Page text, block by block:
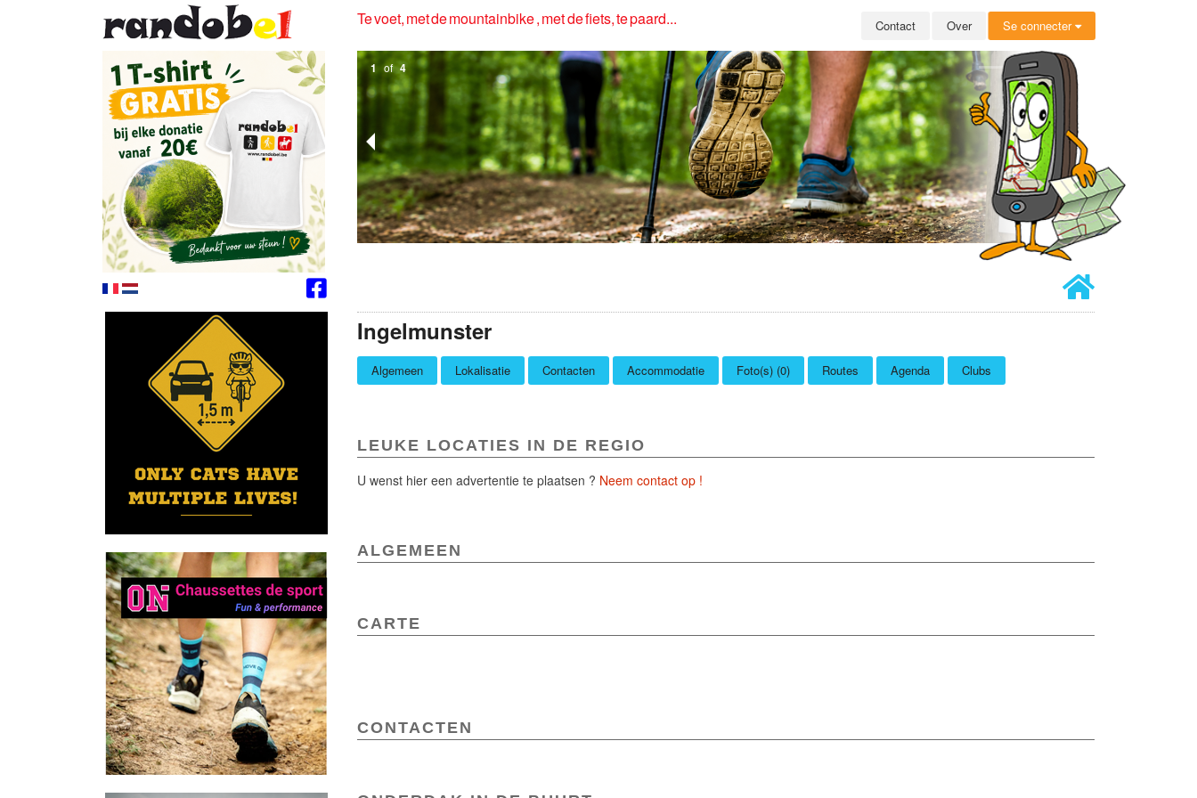
Te voet, met de mountainbike , met de fiets, te paard... Contact Over Se connecter
1 of 4
Ingelmunster
Algemeen Lokalisatie Contacten Accommodatie Foto(s) (0) Routes Agenda Clubs
LEUKE LOCATIES IN DE REGIO
U wenst hier een advertentie te plaatsen ? Neem contact op !
ALGEMEEN
CARTE
CONTACTEN